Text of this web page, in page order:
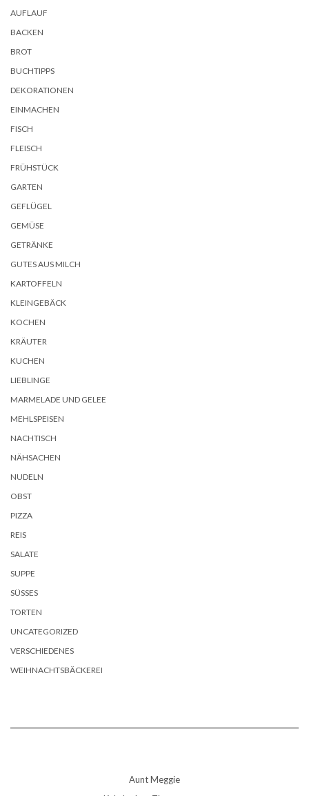
AUFLAUF
BACKEN
BROT
BUCHTIPPS
DEKORATIONEN
EINMACHEN
FISCH
FLEISCH
FRÜHSTÜCK
GARTEN
GEFLÜGEL
GEMÜSE
GETRÄNKE
GUTES AUS MILCH
KARTOFFELN
KLEINGEBÄCK
KOCHEN
KRÄUTER
KUCHEN
LIEBLINGE
MARMELADE UND GELEE
MEHLSPEISEN
NACHTISCH
NÄHSACHEN
NUDELN
OBST
PIZZA
REIS
SALATE
SUPPE
SÜSSES
TORTEN
UNCATEGORIZED
VERSCHIEDENES
WEIHNACHTSBÄCKEREI
Aunt Meggie